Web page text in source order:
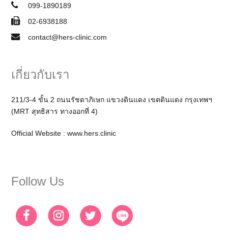
099-1890189
02-6938188
contact@hers-clinic.com
เกี่ยวกับเรา
211/3-4 ขั้น 2 ถนนรัชดาภิเษก แขวงดินแดง เขตดินแดง กรุงเทพฯ
(MRT สุทธิสาร ทางออกที่ 4)
Official Website :www.hers.clinic
Follow Us